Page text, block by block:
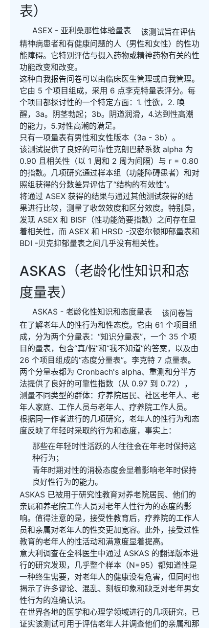
表）
ASEX - 亚利桑那性体验量表
该测试旨在评估
精神病患者和有健康问题的人（男性和女性）的性功
能障碍。它特别评估与摄入药物或精神药物有关的性
功能改变和改变。
这种自我报告问卷可以由临床医生管理或自我管理。
它由 5 个项目组成，采用 6 点李克特量表评分。每
个项目都探讨性的一个特定方面：1. 性欲，2. 唤
醒，3a。阴茎勃起；3b。阴道润滑，4.达到性高潮
的能力，5.对性高潮的满足。
只有一项量表有男性和女性版本（3a - 3b）。
该测试提供了良好的可靠性克朗巴赫系数 alpha 为
0.90 且相关性（以 1 周和 2 周为间隔）与 r = 0.80
的指数。几项研究通过样本组（功能障碍患者）和对
照组获得的分数差异评估了“结构的有效性”。
将通过 ASEX 获得的结果与通过其他测试获得的结
果进行比较，测量了收敛效度和区分效度。特别是，
发现 ASEX 和 BISF（性功能简要指数）之间存在显
着相关性，而 ASEX 和 HRSD -汉密尔顿抑郁量表和
BDI -贝克抑郁量表之间几乎没有相关性。
ASKAS（老龄化性知识和态
度量表）
ASKAS - 老龄化性知识和态度量表
该问卷旨
在了解老年人的性行为和性态度。它由 61 个项目组
成，分为两个分量表：“知识分量表”，一个 35 个项
目的量表，包含“真/假”和“我不知道”的答案，以及由
26 个项目组成的“态度分量表”。李克特 7 点量表。
两个分量表都为 Cronbach's alpha、重测和分半方
法提供了良好的可靠性指数（从 0.97 到 0.72），
测量不同类型的群体：疗养院居民、社区老年人、老
年人家庭、工作人员与老年人、疗养院工作人员。
根据同一作者进行的几项研究，老年人的性行为和态
度反映了年轻时采取的行为和态度，事实上：
那些在年轻时性活跃的人往往会在年老时保持这
种行为；
青年时期对性的消极态度会显着影响老年时保持
良好性行为的能力。
ASKAS 已被用于研究性教育对养老院居民、他们的
亲属和养老院工作人员对老年人性行为的态度的影
响。值得注意的是，接受性教育后，疗养院的工作人
员和亲属对老年人的性交更加宽容。此外，接受过性
教育的老年人的性活动和满意度显着提高。
意大利调查在全科医生中通过 ASKAS 的翻译版本进
行的研究发现，几乎整个样本（N=95）都知道性是
一种终生需要，对老年人的健康没有危害，但同时也
揭示了许多谬论、混乱、刻板印象和缺乏对老年男女
性行为的准确认识。
在世界各地的医学和心理学领域进行的几项研究，已
证实该测试可用于评估老年人并调查他们的亲属和那